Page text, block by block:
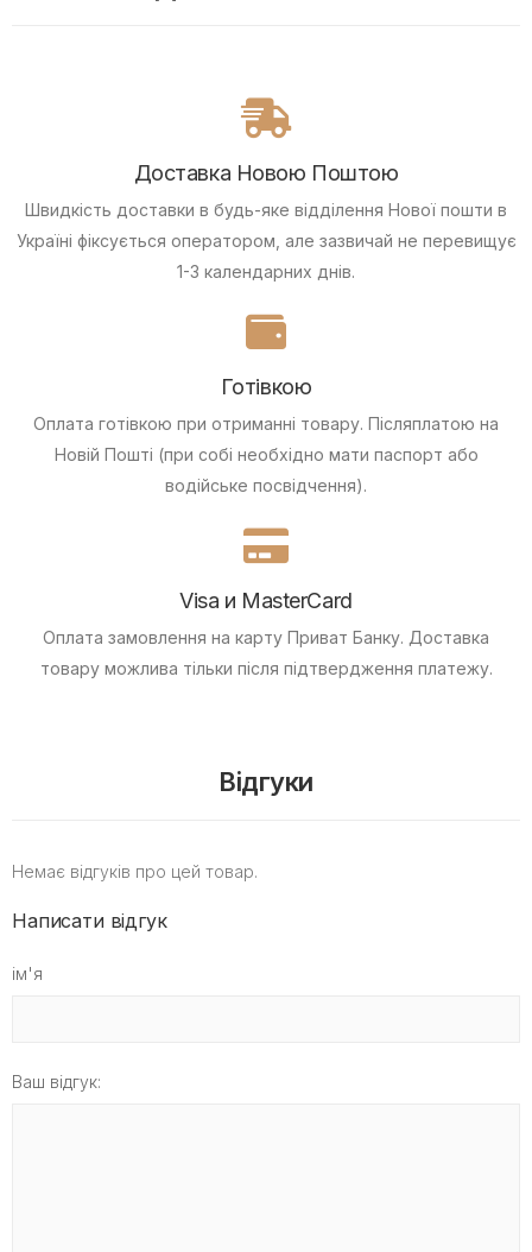
Доставка Новою Поштою
Швидкість доставки в будь-яке відділення Нової пошти в
Україні фіксується оператором, але зазвичай не перевищує
1-3 календарних днів.
Готівкою
Оплата готівкою при отриманні товару. Післяплатою на
Новій Пошті (при собі необхідно мати паспорт або
водійське посвідчення).
Visa и MasterCard
Оплата замовлення на карту Приват Банку. Доставка
товару можлива тільки після підтвердження платежу.
Відгуки
Немає відгуків про цей товар.
Написати відгук
ім'я
Ваш відгук: